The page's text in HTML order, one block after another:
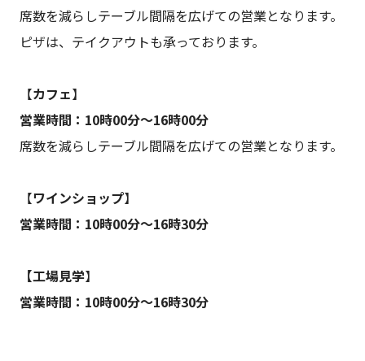
席数を減らしテーブル間隔を広げての営業となります。
ピザは、テイクアウトも承っております。
【カフェ】
営業時間：10時00分～16時00分
席数を減らしテーブル間隔を広げての営業となります。
【ワインショップ】
営業時間：10時00分～16時30分
【工場見学】
営業時間：10時00分～16時30分